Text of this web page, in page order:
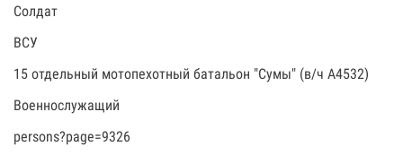
Солдат
ВСУ
15 отдельный мотопехотный батальон "Сумы" (в/ч А4532)
Военнослужащий
persons?page=9326